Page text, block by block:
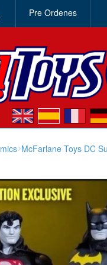
Pre Ordenes
en es de
McFarlane Toys DC